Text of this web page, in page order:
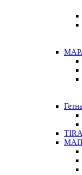
МАП